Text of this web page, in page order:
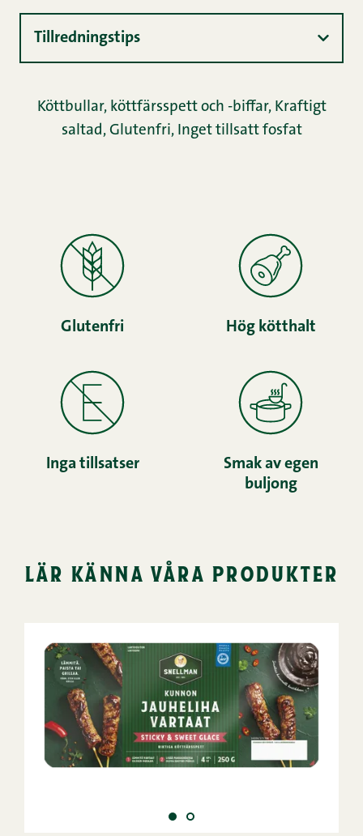
Tillredningstips
Köttbullar, köttfärsspett och -biffar, Kraftigt
saltad, Glutenfri, Inget tillsatt fosfat
Glutenfri Hög kötthalt
Inga tillsatser
Smak av egen
buljong
lär känna våra produkter